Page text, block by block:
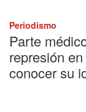
Periodismo
Parte
represión
conocer su